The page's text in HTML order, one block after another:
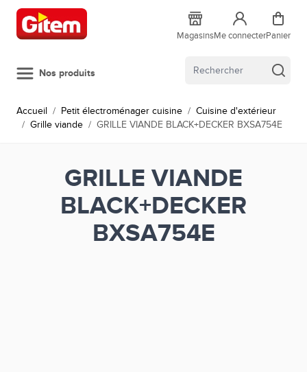
Allez au contenu
MagasinsMe connecterPanier
Nos produits
Accueil / Petit électroménager cuisine / Cuisine d'extérieur
/ Grille viande / GRILLE VIANDE BLACK+DECKER BXSA754E
GRILLE VIANDE
BLACK+DECKER
BXSA754E